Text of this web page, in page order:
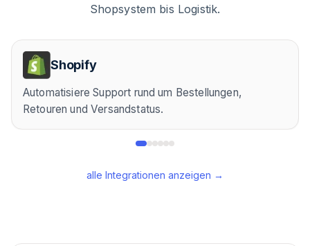
Shopsystem bis Logistik.
Shopify
Automatisiere Support rund um Bestellungen,
Retouren und Versandstatus.
alle Integrationen anzeigen →